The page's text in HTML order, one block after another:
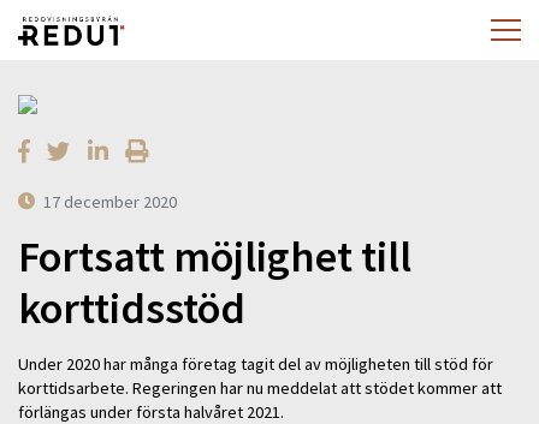
17 december 2020
Fortsatt möjlighet till
korttidsstöd
Under 2020 har många företag tagit del av möjligheten till stöd för
korttidsarbete. Regeringen har nu meddelat att stödet kommer att
förlängas under första halvåret 2021.